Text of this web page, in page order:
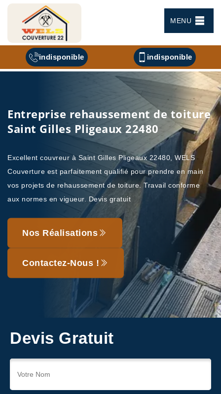
MENU
indisponible indisponible
Entreprise rehaussement de toiture
Saint Gilles Pligeaux 22480
Excellent couvreur à Saint Gilles Pligeaux 22480, WELS
Couverture est parfaitement qualifié pour prendre en main
vos projets de rehaussement de toiture. Travail conforme
aux normes en vigueur. Devis gratuit
Nos Réalisations
Contactez-Nous !
Devis Gratuit